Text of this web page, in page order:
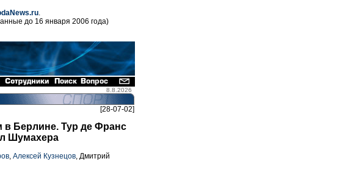
.
до 16 января 2006 года)
8.8.2026
[28-07-02]
Берлине. Тур де Франс
Шумахера
Алексей Кузнецов , Дмитрий